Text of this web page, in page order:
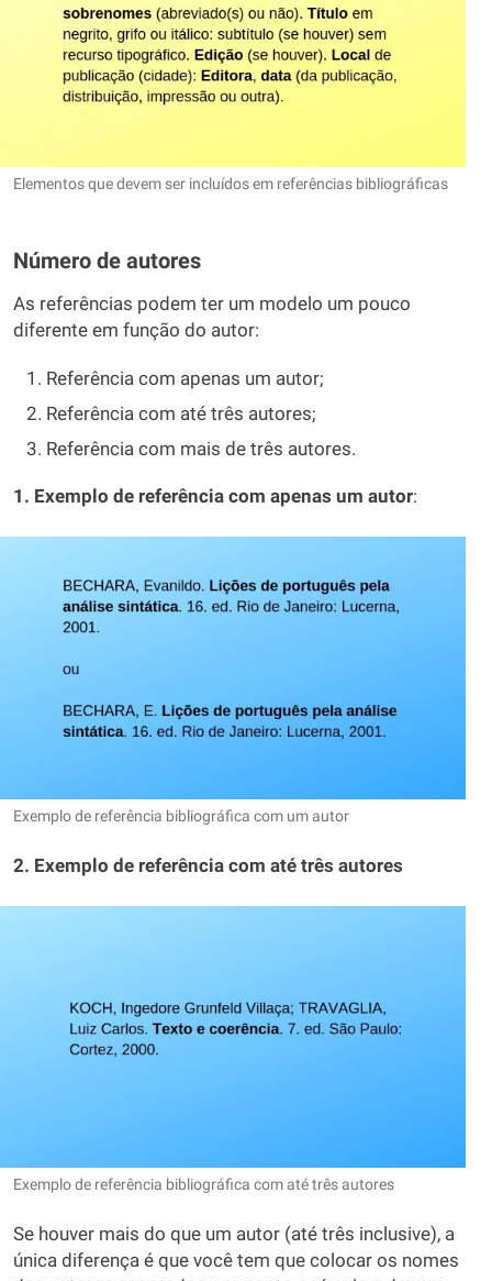
Elementos que devem ser incluídos em referências bibliográficas
Número de autores
As referências podem ter um modelo um pouco
diferente em função do autor:
Referência com apenas um autor;
Referência com até três autores;
Referência com mais de três autores.
1. Exemplo de referência com apenas um autor:
Exemplo de referência bibliográfica com um autor
2. Exemplo de referência com até três autores
Exemplo de referência bibliográfica com até três autores
Se houver mais do que um autor (até três inclusive), a
única diferença é que você tem que colocar os nomes